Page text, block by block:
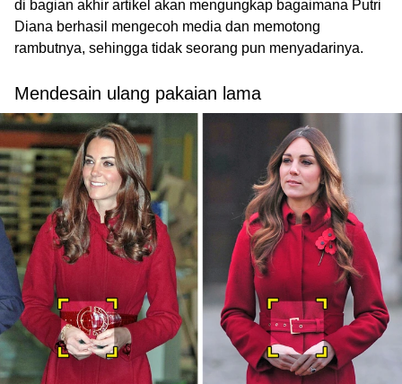
di bagian akhir artikel akan mengungkap bagaimana Putri
Diana berhasil mengecoh media dan memotong
rambutnya, sehingga tidak seorang pun menyadarinya.
Mendesain ulang pakaian lama